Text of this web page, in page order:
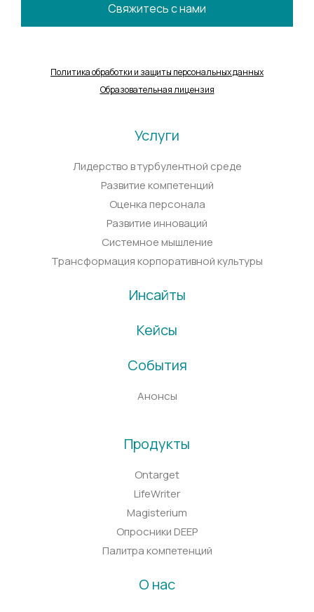
Свяжитесь с нами
Политика обработки и защиты персональных данных
Образовательная лицензия
Услуги
Лидерство в турбулентной среде
Развитие компетенций
Оценка персонала
Развитие инноваций
Системное мышление
Трансформация корпоративной культуры
Инсайты
Кейсы
События
Анонсы
Продукты
Ontarget
LifeWriter
Magisterium
Опросники DEEP
Палитра компетенций
О нас